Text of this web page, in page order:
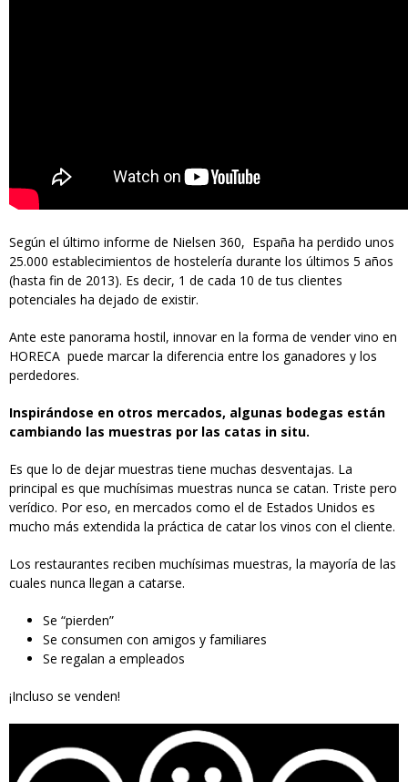
Según el último informe de Nielsen 360, España ha perdido unos
25.000 establecimientos de hostelería durante los últimos 5 años
(hasta fin de 2013). Es decir, 1 de cada 10 de tus clientes
potenciales ha dejado de existir.
Ante este panorama hostil, innovar en la forma de vender vino en
HORECA puede marcar la diferencia entre los ganadores y los
perdedores.
Inspirándose en otros mercados, algunas bodegas están
cambiando las muestras por las catas in situ.
Es que lo de dejar muestras tiene muchas desventajas. La
principal es que muchísimas muestras nunca se catan. Triste pero
verídico. Por eso, en mercados como el de Estados Unidos es
mucho más extendida la práctica de catar los vinos con el cliente.
Los restaurantes reciben muchísimas muestras, la mayoría de las
cuales nunca llegan a catarse.
Se “pierden”
Se consumen con amigos y familiares
Se regalan a empleados
¡Incluso se venden!
shockedfaces.png